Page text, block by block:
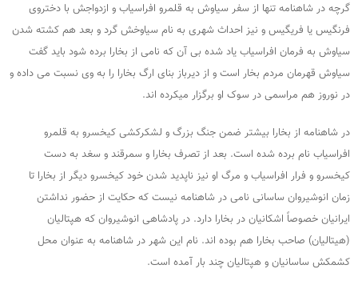
گرچه در شاهنامه تنها از سفر سیاوش به قلمرو افراسیاب و ازدواجش با دختروی
فرنگیس یا فریگیس و نیز احداث شهری به نام سیاوخش گرد و بعد هم کشته شدن
سیاوش به فرمان افراسیاب یاد شده بی آن که نامی از بخارا برده شود باید گفت
سیاوش قهرمان مردم بخار است و از دیرباز بنای ارگ بخارا را به وی نسبت می داده و
در نوروز هم مراسمی در سوک او برگزار میکرده اند.
در شاهنامه از بخارا بیشتر ضمن جنگ بزرگ و لشکرکشی کیخسرو به قلمرو
افراسیاب نام برده شده است. بعد از تصرف بخارا و سمرقند و سغد به دست
کیخسرو و فرار افراسیاب و مرگ او نیز ناپدید شدن خود کیخسرو دیگر از بخارا تا
زمان انوشیروان ساسانی نامی در شاهنامه نیست که حکایت از حضور نداشتن
ایرانیان خصوصاً اشکانیان در بخارا دارد. در پادشاهی انوشیروان که هپتالیان
(هیتالیان) صاحب بخارا هم بوده اند. نام این شهر در شاهنامه به عنوان محل
کشمکش ساسانیان و هپتالیان چند بار آمده است.